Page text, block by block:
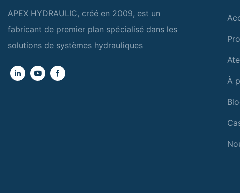
APEX HYDRAULIC, créé en 2009, est un
fabricant de premier plan spécialisé dans les
solutions de systèmes hydrauliques
À